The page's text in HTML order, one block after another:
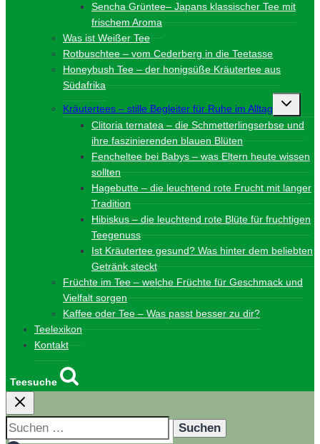
Sencha Grüntee– Japans klassischer Tee mit
frischem Aroma
Was ist Weißer Tee
Rotbuschtee – vom Cederberg in die Teetasse
Honeybush Tee – der honigsüße Kräutertee aus
Südafrika
Kräutertees – stille Begleiter für Ruhe im Alltag
Clitoria ternatea – die Schmetterlingserbse und
ihre faszinierenden blauen Blüten
Fencheltee bei Babys – was Eltern heute wissen
sollten
Hagebutte – die leuchtend rote Frucht mit langer
Tradition
Hibiskus – die leuchtend rote Blüte für fruchtigen
Teegenuss
Ist Kräutertee gesund? Was hinter dem beliebten
Getränk steckt
Früchte im Tee – welche Früchte für Geschmack und
Vielfalt sorgen
Kaffee oder Tee – Was passt besser zu dir?
Teelexikon
Kontakt
Teesuche
Suchen